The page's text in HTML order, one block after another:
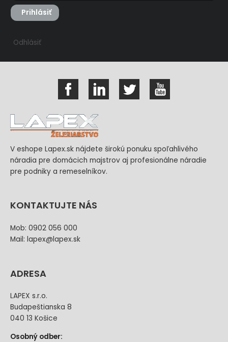
Prihlásiť
Odhlásiť
V eshope Lapex.sk nájdete širokú ponuku spoľahlivého
náradia pre domácich majstrov aj profesionálne náradie
pre podniky a remeselníkov.
KONTAKTUJTE NÁS
Mob: 0902 056 000
Mail: lapex@lapex.sk
ADRESA
LAPEX s.r.o.
Budapeštianska 8
040 13 Košice
Osobný odber: